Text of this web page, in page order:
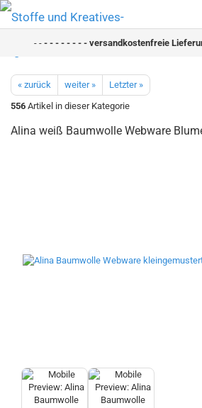
- - - - - - - - versandkostenfreie
« zurück weiter »
Letzter »
556 Artikel in dieser Kategorie
Alina weiß Baumwolle Webware